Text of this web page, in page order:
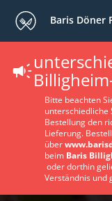
Baris Döner
Bitte beachten
unterschiedliche
Bestellung den
Lieferung.
über
beim Baris
oder dorthin
Verständnis und